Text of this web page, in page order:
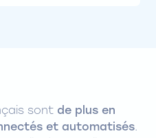
sont de plus en
et automatisés.